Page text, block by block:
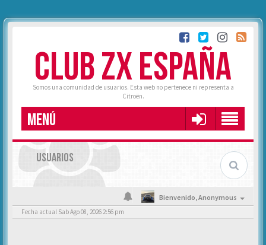
CLUB ZX ESPAÑA
Somos una comunidad de usuarios. Esta web no pertenece ni representa a
Citroën.
MENÚ
USUARIOS
Bienvenido,Anonymous
Fecha actual Sab Ago 08, 2026 2:56 pm